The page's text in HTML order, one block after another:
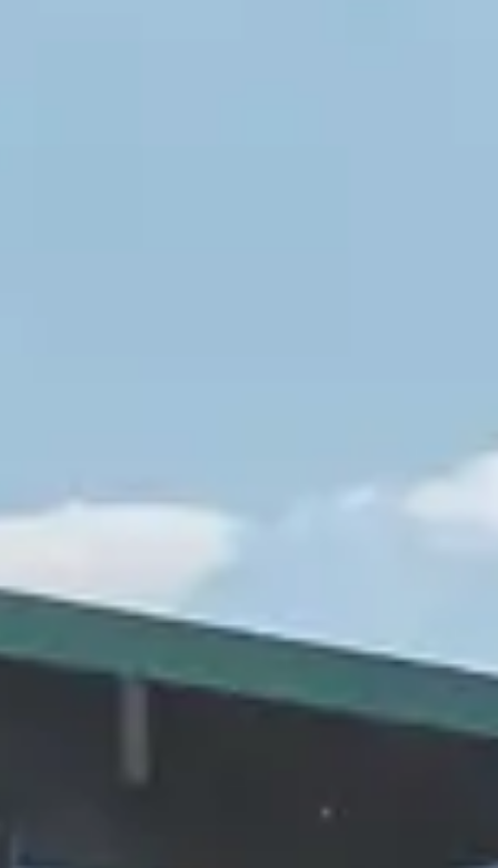
départ de votre Club de vacances dans le
gastronomique. Dégustez tour à
vous pourrez découvrir les secrets en
destination en famille ou en couple.